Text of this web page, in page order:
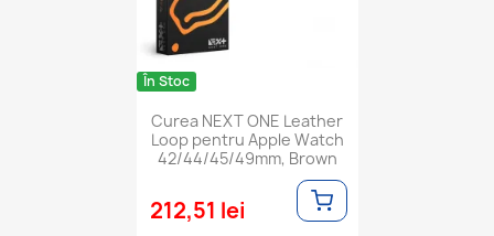
În Stoc
Curea NEXT ONE Leather
Loop pentru Apple Watch
42/44/45/49mm, Brown
212,51 lei